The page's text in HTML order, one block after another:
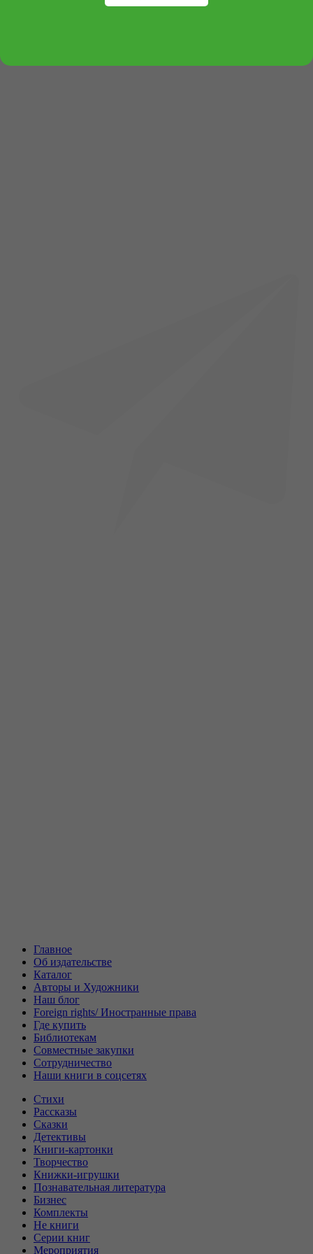
Главное
Об издательстве
Каталог
Авторы и Художники
Наш блог
Foreign rights/ Иностранные права
Где купить
Библиотекам
Совместные закупки
Сотрудничество
Наши книги в соцсетях
Стихи
Рассказы
Сказки
Детективы
Книги-картонки
Творчество
Книжки-игрушки
Познавательная литература
Бизнес
Комплекты
Не книги
Серии книг
Мероприятия